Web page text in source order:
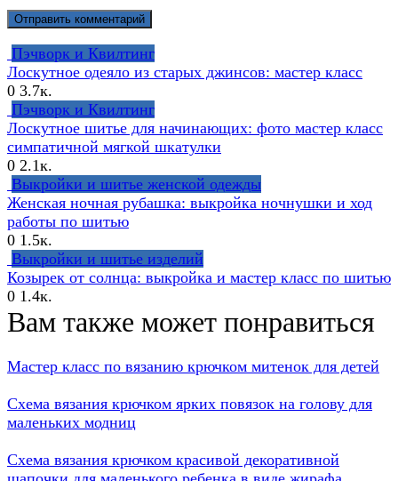
Пэчворк и Квилтинг
Лоскутное одеяло из старых джинсов: мастер класс
0 3.7к.
Пэчворк и Квилтинг
Лоскутное шитье для начинающих: фото мастер класс
симпатичной мягкой шкатулки
0 2.1к.
Выкройки и шитье женской одежды
Женская ночная рубашка: выкройка ночнушки и ход
работы по шитью
0 1.5к.
Выкройки и шитье изделий
Козырек от солнца: выкройка и мастер класс по шитью
0 1.4к.
Вам также может понравиться
Мастер класс по вязанию крючком митенок для детей
Схема вязания крючком ярких повязок на голову для
маленьких модниц
Схема вязания крючком красивой декоративной